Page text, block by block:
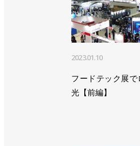
>>板金工場の
>>UR10eの可
>>協働ロボッ
>>新社長にキ
>>協働ロボッ
2023.01.10
フードテック展で
光【前編】